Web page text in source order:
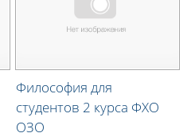
Философия для
студентов 2 курса ФХО
ОЗО